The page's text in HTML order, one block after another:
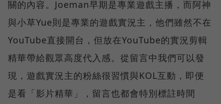
關的內容。Joeman早期是專業遊戲主播，而阿神
與小草Yue則是專業的遊戲實況主，他們雖然不在
YouTube直接開台，但放在YouTube的實況剪輯
精華帶給觀眾高度代入感。從留言中我們可以發
現，遊戲實況主的粉絲很習慣與KOL互動，即便
是看「影片精華」，留言也都會特別標註時間